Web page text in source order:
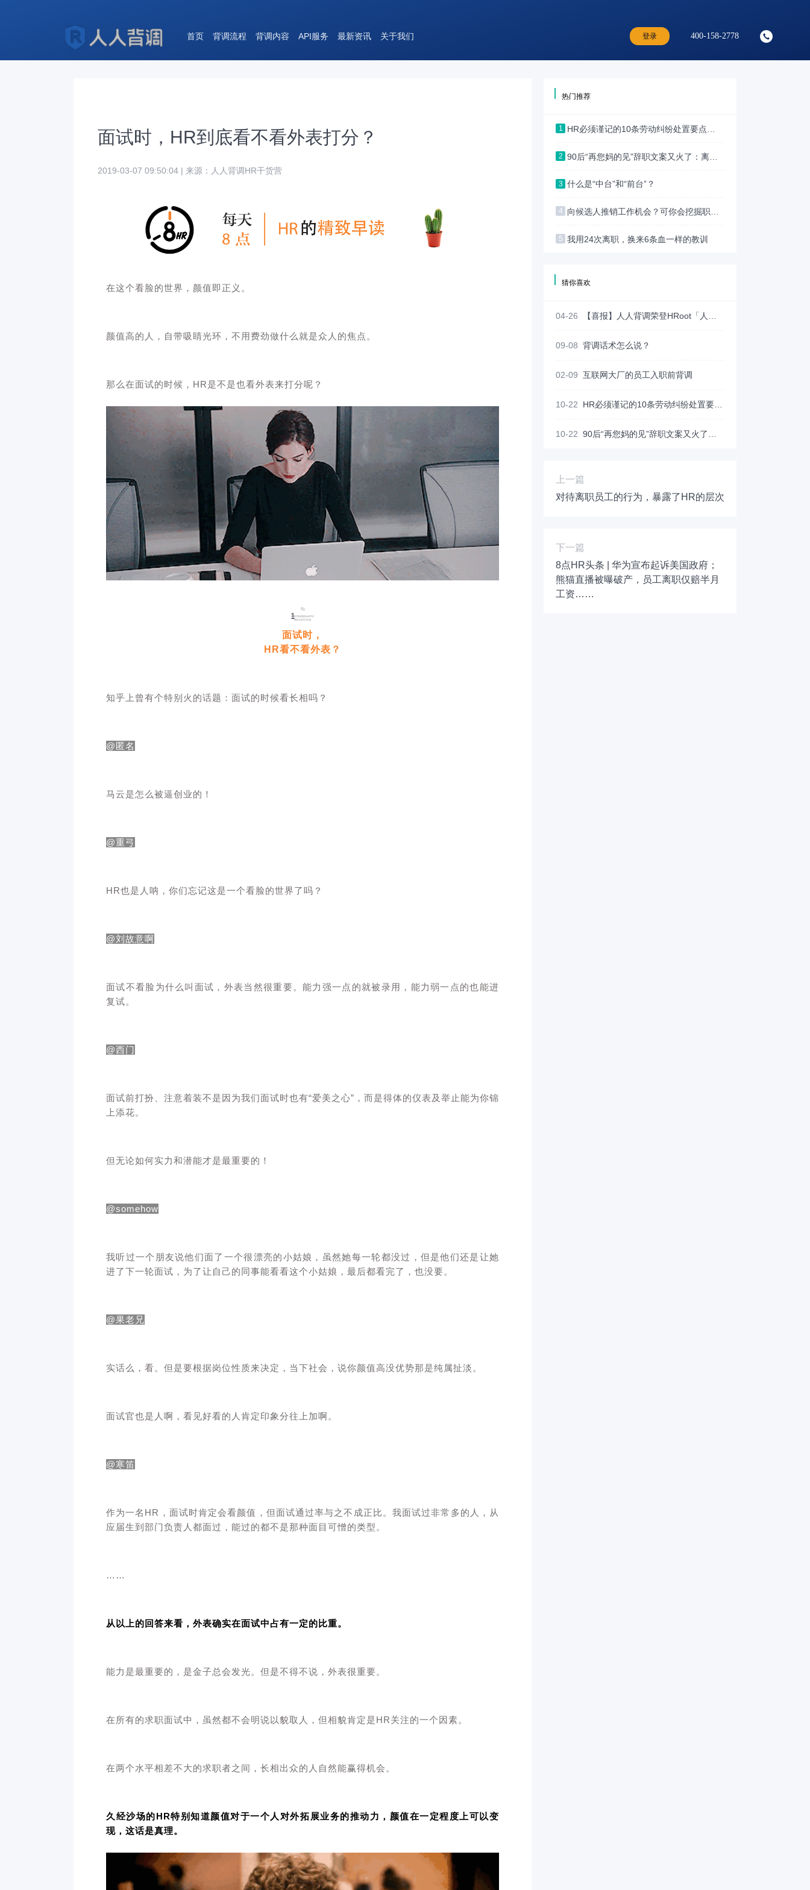
首页 背调流程 背调内容 API服务 最新资讯 关于我们 400-158-2778
登录
面试时，HR到底看不看外表打分？
2019-03-07 09:50:04 | 来源：人人背调HR干货营
在这个看脸的世界，颜值即正义。
颜值高的人，自带吸睛光环，不用费劲做什么就是众人的焦点。
那么在面试的时候，HR是不是也看外表来打分呢？
1
面试时，
HR看不看外表？
知乎上曾有个特别火的话题：面试的时候看长相吗？
@匿名
马云是怎么被逼创业的！
@重弓
HR也是人呐，你们忘记这是一个看脸的世界了吗？
@刘故意啊
面试不看脸为什么叫面试，外表当然很重要。能力强一点的就被录用，能力弱一点的也能进
复试。
@西门
面试前打扮、注意着装不是因为我们面试时也有“爱美之心”，而是得体的仪表及举止能为你锦
上添花。
但无论如何实力和潜能才是最重要的！
@somehow
我听过一个朋友说他们面了一个很漂亮的小姑娘，虽然她每一轮都没过，但是他们还是让她
进了下一轮面试，为了让自己的同事能看看这个小姑娘，最后都看完了，也没要。
@果老兄
实话么，看。但是要根据岗位性质来决定，当下社会，说你颜值高没优势那是纯属扯淡。
面试官也是人啊，看见好看的人肯定印象分往上加啊。
@寒笛
作为一名HR，面试时肯定会看颜值，但面试通过率与之不成正比。我面试过非常多的人，从
应届生到部门负责人都面过，能过的都不是那种面目可憎的类型。
……
从以上的回答来看，外表确实在面试中占有一定的比重。
能力是最重要的，是金子总会发光。但是不得不说，外表很重要。
在所有的求职面试中，虽然都不会明说以貌取人，但相貌肯定是HR关注的一个因素。
在两个水平相差不大的求职者之间，长相出众的人自然能赢得机会。
久经沙场的HR特别知道颜值对于一个人对外拓展业务的推动力，颜值在一定程度上可以变
现，这话是真理。
热门推荐
1
2
3 什么是“中台”和“前台”？
4 向候选人推销工作机会？可你会挖掘职位卖点吗？
5 我用24次离职，换来6条血一样的教训
猜你喜欢
04-26
09-08 背调话术怎么说？
02-09 互联网大厂的员工入职前背调
10-22
10-22
上一篇
对待离职员工的行为，暴露了HR的层次
下一篇
8点HR头条 | 华为宣布起诉美国政府；
熊猫直播被曝破产，员工离职仅赔半月
工资……